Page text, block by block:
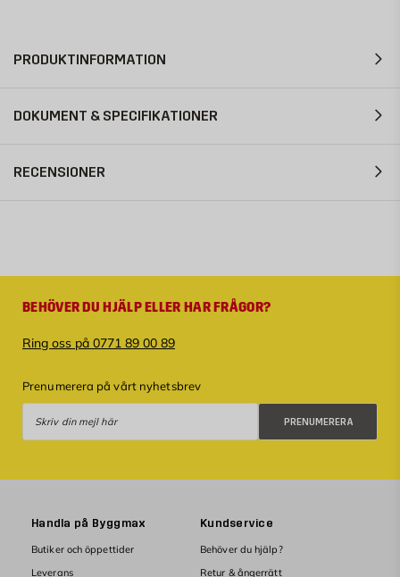
PRODUKTINFORMATION
DOKUMENT & SPECIFIKATIONER
RECENSIONER
BEHÖVER DU HJÄLP ELLER HAR FRÅGOR?
Ring oss på 0771 89 00 89
Prenumerera på vårt nyhetsbrev
PRENUMERERA
Handla på Byggmax
Butiker och öppettider
Leverans
Kundservice
Behöver du hjälp?
Retur & ångerrätt